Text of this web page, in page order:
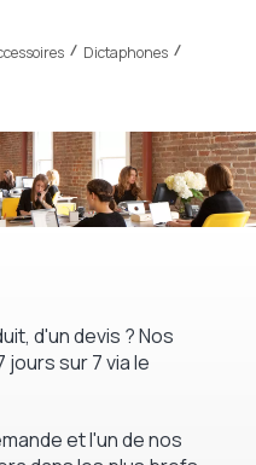
Dictaphones
d'un devis ? Nos
sur 7 via le
et l'un de nos